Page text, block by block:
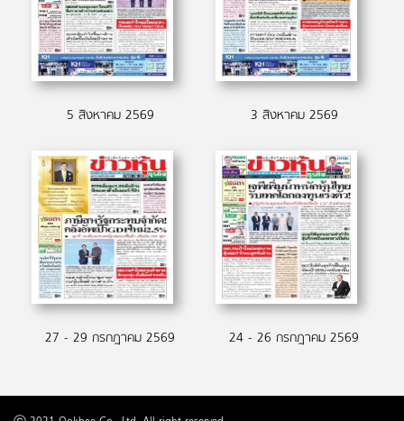
5 สิงหาคม 2569 3 สิงหาคม 2569
27 - 29 กรกฎาคม 2569 24 - 26 กรกฎาคม 2569